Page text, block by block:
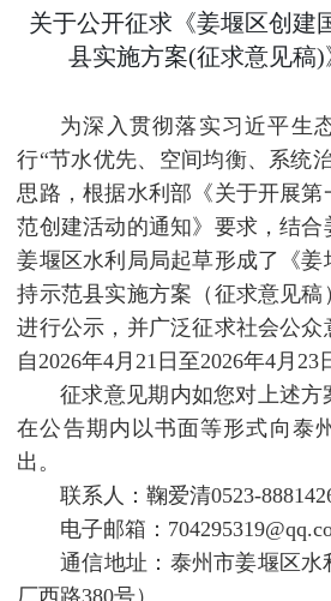
关于公开征求《姜堰区创建
县实施方案(征求意见稿
为深入贯彻落实习近平生
行“节水优先、空间均衡、系统
思路，根据水利部《关于开展
范创建活动的通知》要求，结
姜堰区水利局局起草形成了《
持示范县实施方案（征求意见
进行公示，并广泛征求社会公
自2026年4月21日至2026年4月23
征求意见期内如您对上述
在公告期内以书面等形式向泰
出。
联系人：鞠爱清0523-
电子邮箱：
通信地址：泰州市姜堰区水
厂西路380号）。